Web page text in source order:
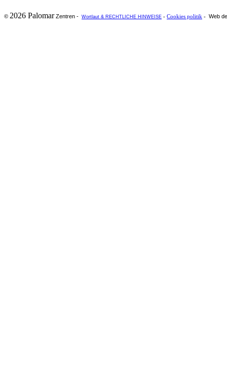
© 2026 PalomarZentren - Wortlaut & RECHTLICHE HINWEISE - Cookies politik - Web